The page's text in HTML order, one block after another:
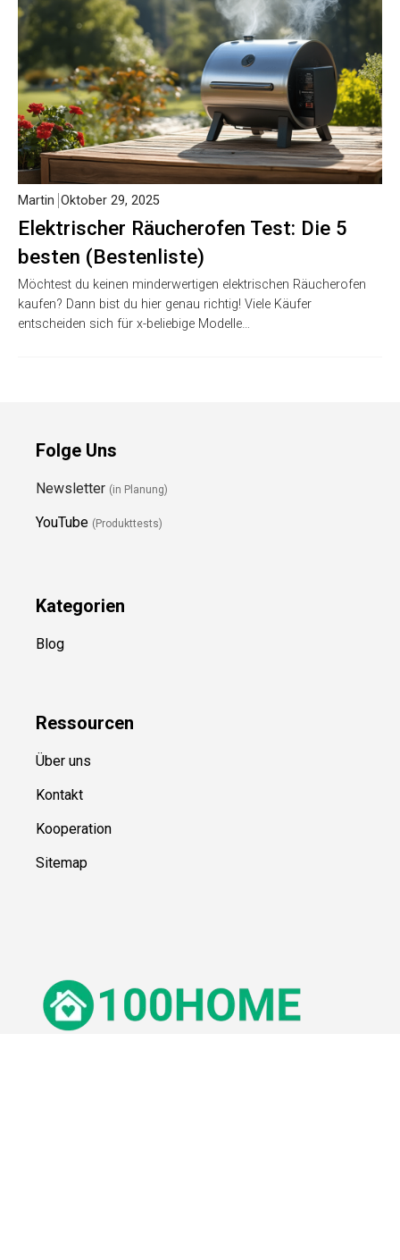
Elektrischer Räucherofen Test: Die 5
besten (Bestenliste)
Martin Oktober 29, 2025
Möchtest du keinen minderwertigen elektrischen Räucherofen
kaufen? Dann bist du hier genau richtig! Viele Käufer
entscheiden sich für x-beliebige Modelle…
Folge Uns
Newsletter (in Planung)
YouTube (Produkttests)
Kategorien
Blog
Ressourcen
Über uns
Kontakt
Kooperation
Sitemap